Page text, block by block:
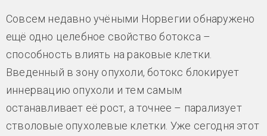
Совсем недавно учёными Норвегии обнаружено
ещё одно целебное свойство ботокса –
способность влиять на раковые клетки.
Введенный в зону опухоли, ботокс блокирует
иннервацию опухоли и тем самым
останавливает её рост, а точнее – парализует
стволовые опухолевые клетки. Уже сегодня этот